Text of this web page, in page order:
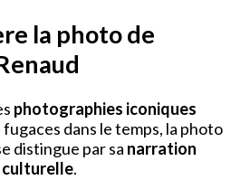
la photo de
photographies iconiques
dans le temps, la photo
distingue par sa narration
.